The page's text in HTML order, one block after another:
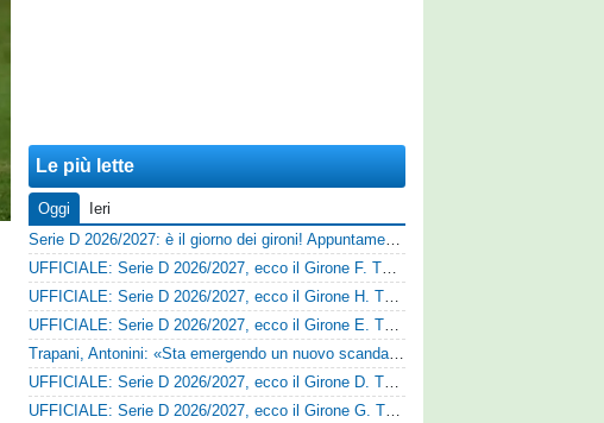
Le più lette
Oggi
Ieri
Serie D 2026/2027: è il giorno dei gironi! Appuntamento fissato
UFFICIALE: Serie D 2026/2027, ecco il Girone F. Tutte le squadre
UFFICIALE: Serie D 2026/2027, ecco il Girone H. Tutte le squadre
UFFICIALE: Serie D 2026/2027, ecco il Girone E. Tutte le squadre
Trapani, Antonini: «Sta emergendo un nuovo scandalo»
UFFICIALE: Serie D 2026/2027, ecco il Girone D. Tutte le squadre
UFFICIALE: Serie D 2026/2027, ecco il Girone G. Tutte le squadre